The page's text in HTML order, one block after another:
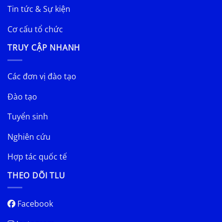
Tin tức & Sự kiện
Cơ cấu tổ chức
TRUY CẬP NHANH
Các đơn vị đào tạo
Đào tạo
Tuyển sinh
Nghiên cứu
Hợp tác quốc tế
THEO DÕI TLU
Facebook